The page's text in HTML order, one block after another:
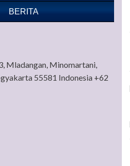
BERITA
Mladangan, Minomartani,
55581 Indonesia +62